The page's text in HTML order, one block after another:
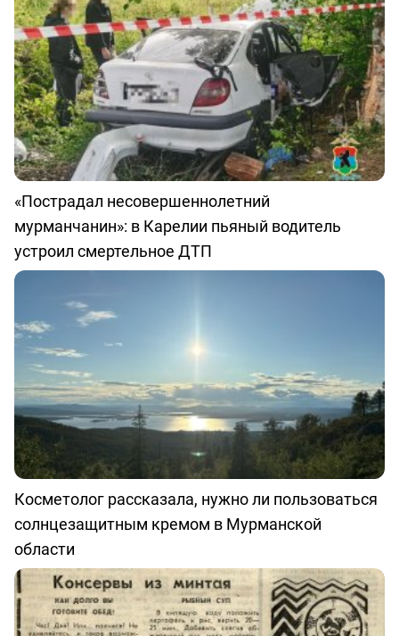
«Пострадал несовершеннолетний
мурманчанин»: в Карелии пьяный водитель
устроил смертельное ДТП
Косметолог рассказала, нужно ли пользоваться
солнцезащитным кремом в Мурманской
области